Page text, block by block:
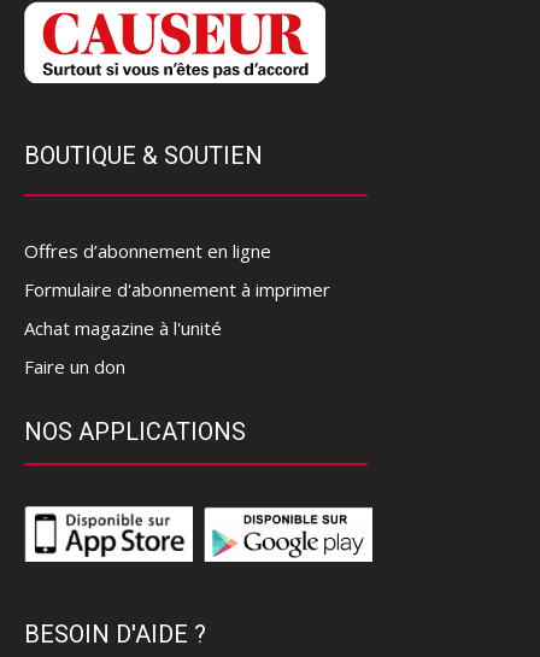
BOUTIQUE & SOUTIEN
Offres d’abonnement en ligne
Formulaire d'abonnement à imprimer
Achat magazine à l'unité
Faire un don
NOS APPLICATIONS
BESOIN D'AIDE ?